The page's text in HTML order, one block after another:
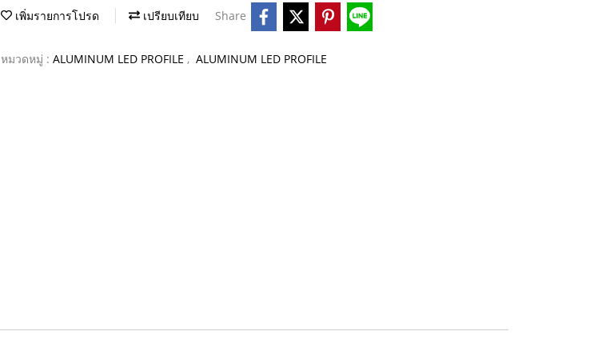
เพิ่มรายการโปรด เปรียบเทียบ Share
หมวดหมู่ : ALUMINUM LED PROFILE , ALUMINUM LED PROFILE